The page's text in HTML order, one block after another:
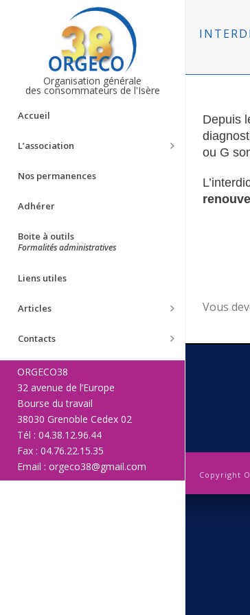
Organisation générale
des consommateurs de l'Isère
Accueil
L’association
Nos permanences
Adhérer
Boite à outils
Formalités administratives
Liens utiles
Articles
Contacts
ORGECO38
32 avenue de l’Europe
Bourse du travail
38030 Grenoble Cedex 02
Tél : 04.38.12.96.44
Fax : 04.76.22.15.35
Email : orgeco38@gmail.com
Depuis
ou G
Vous
Copyright